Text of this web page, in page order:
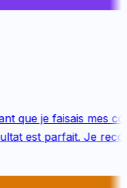
que je faisais mes
est parfait. Je